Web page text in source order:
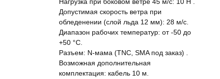
Допустимая скорость ветра при
обледенении (слой льда 12 мм): 28 м/c.
Диапазон рабочих температур: от -50 до
+50 °С.
Разъем: N-мама (TNC, SMA под заказ) .
Возможная дополнительная
комплектация: кабель 10 м.